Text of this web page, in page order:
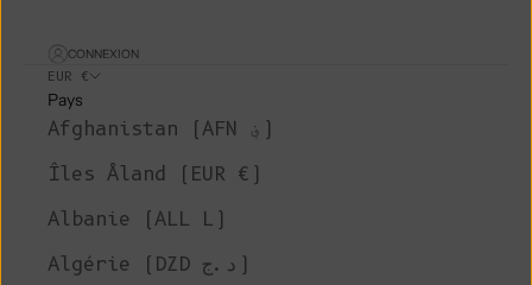
CONNEXION
EUR €
Pays
Afghanistan (AFN ؋)
Îles Åland (EUR €)
Albanie (ALL L)
Algérie (DZD د.ج)